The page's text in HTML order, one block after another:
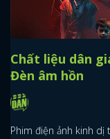
Chất liệu dân
Đèn âm hồn
Phim điện ảnh kinh